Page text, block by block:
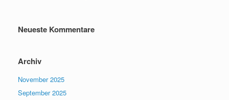
Neueste Kommentare
Archiv
November 2025
September 2025